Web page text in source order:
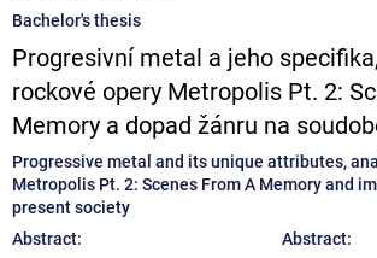
Bachelor's thesis
Progresivní metal a jeho
rockové opery Metropolis Pt. 2:
Memory a dopad žánru na
Progressive metal and its unique attributes,
Metropolis Pt. 2: Scenes From A Memory and
present society
Abstract:
Abstract: